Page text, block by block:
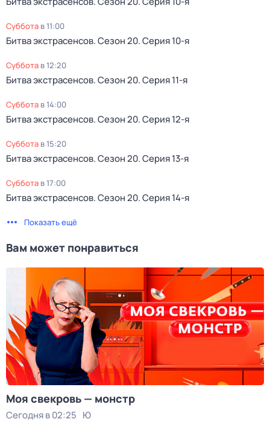
суббота в11:00
Битва экстрасенсов. Сезон 20. Серия 10-я
суббота в12:20
Битва экстрасенсов. Сезон 20. Серия 11-я
суббота в14:00
Битва экстрасенсов. Сезон 20. Серия 12-я
суббота в15:20
Битва экстрасенсов. Сезон 20. Серия 13-я
суббота в17:00
Битва экстрасенсов. Сезон 20. Серия 14-я
Показать ещё
Вам может понравиться
Моя свекровь — монстр
Сегодня в 02:25 Ю